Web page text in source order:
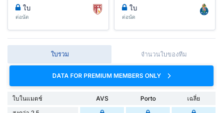
ใบ
ต่อนัด
ใบ
ต่อนัด
ใบรวม จำนวนใบของทีม
DATA FOR PREMIUM MEMBERS ONLY
ใบในแมตช์ AVS Porto
เฉลี่ย